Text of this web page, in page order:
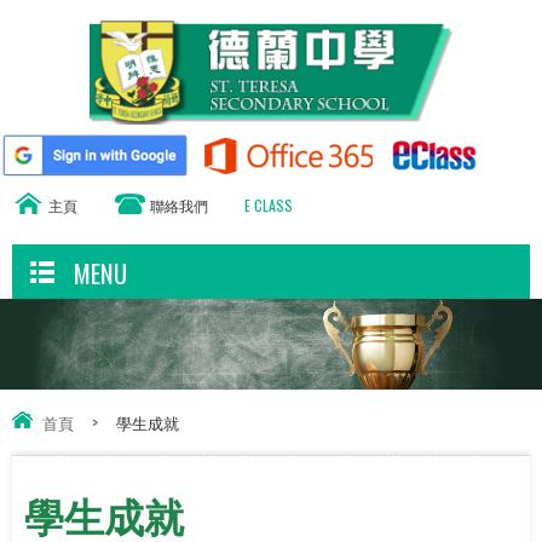
主頁 聯絡我們 E CLASS
MENU
首頁 > 學生成就
學生成就